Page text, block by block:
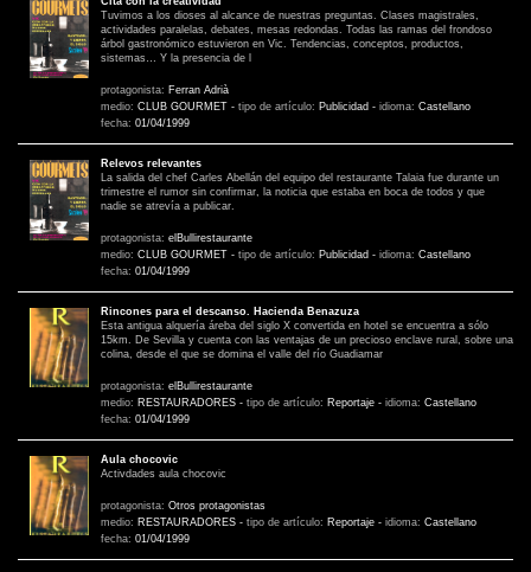
Tuvimos a los dioses al alcance de nuestras preguntas. Clases magistrales,
actividades paralelas, debates, mesas redondas. Todas las ramas del frondoso
árbol gastronómico estuvieron en Vic. Tendencias, conceptos, productos,
sistemas… Y la presencia de l
protagonista: Ferran Adrià
medio: CLUB GOURMET - tipo de artículo: Publicidad - idioma: Castellano
fecha: 01/04/1999
Relevos relevantes
La salida del chef Carles Abellán del equipo del restaurante Talaia fue durante un
trimestre el rumor sin confirmar, la noticia que estaba en boca de todos y que
nadie se atrevía a publicar.
protagonista: elBullirestaurante
medio: CLUB GOURMET - tipo de artículo: Publicidad - idioma: Castellano
fecha: 01/04/1999
Rincones para el descanso. Hacienda Benazuza
Esta antigua alquería áreba del siglo X convertida en hotel se encuentra a sólo
15km. De Sevilla y cuenta con las ventajas de un precioso enclave rural, sobre una
colina, desde el que se domina el valle del río Guadiamar
protagonista: elBullirestaurante
medio: RESTAURADORES - tipo de artículo: Reportaje - idioma: Castellano
fecha: 01/04/1999
Aula chocovic
Activdades aula chocovic
protagonista: Otros protagonistas
medio: RESTAURADORES - tipo de artículo: Reportaje - idioma: Castellano
fecha: 01/04/1999